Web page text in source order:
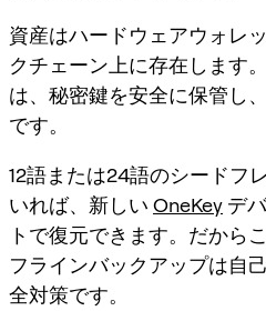
資産はハードウェアウォレ
クチェーン上に存在します
は、秘密鍵を安全に保管し
です。
12語または24語のシードフ
いれば、新しい OneKey デ
トで復元できます。だから
フラインバックアップは自
全対策です。